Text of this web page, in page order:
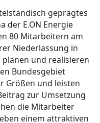
geprägtes
der E.ON Energie
80 Mitarbeitern am
Niederlassung in
planen und realisieren
Bundesgebiet
Größen und leisten
zur Umsetzung
die Mitarbeiter
einem attraktiven